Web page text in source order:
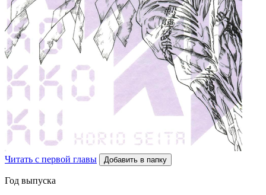
Читать с первой главы Добавить в папку
Год выпуска